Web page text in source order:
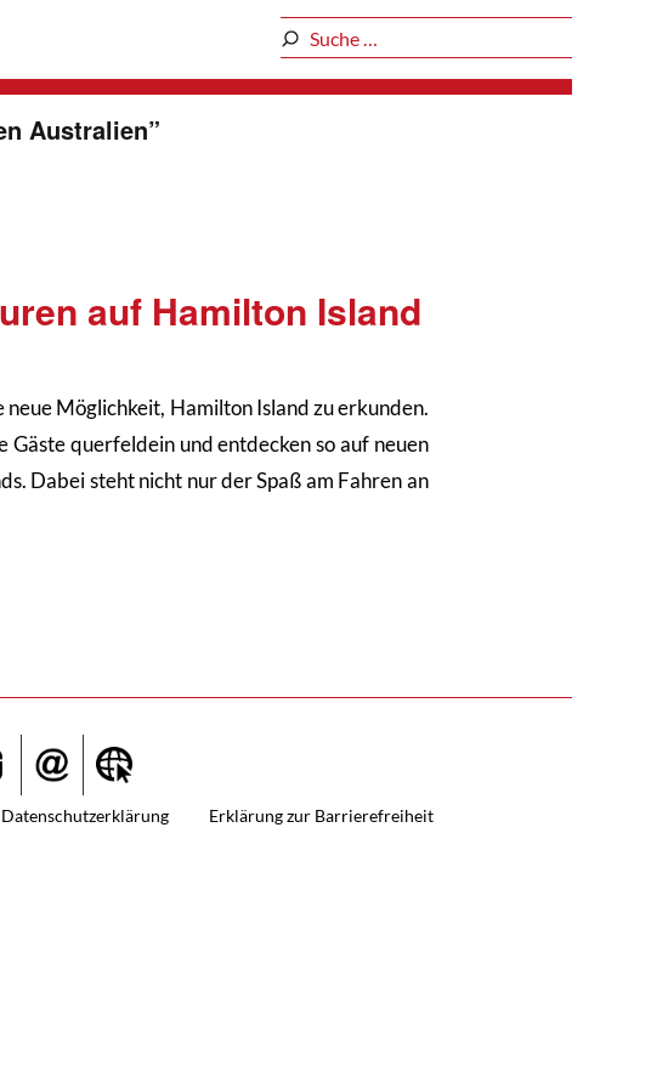
Australien”
auf Hamilton Island
Möglichkeit, Hamilton Island zu erkunden.
querfeldein und entdecken so auf neuen
Dabei steht nicht nur der Spaß am Fahren an
Instagram
Datenschutzerklärung Erklärung zur Barrierefreiheit